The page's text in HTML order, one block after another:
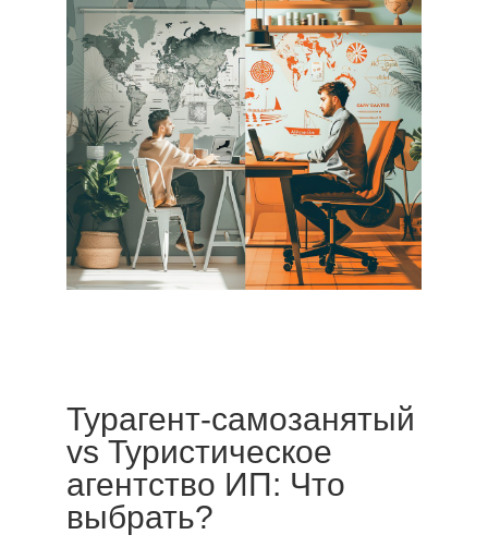
Турагент-самозанятый
vs Туристическое
агентство ИП: Что
выбрать?